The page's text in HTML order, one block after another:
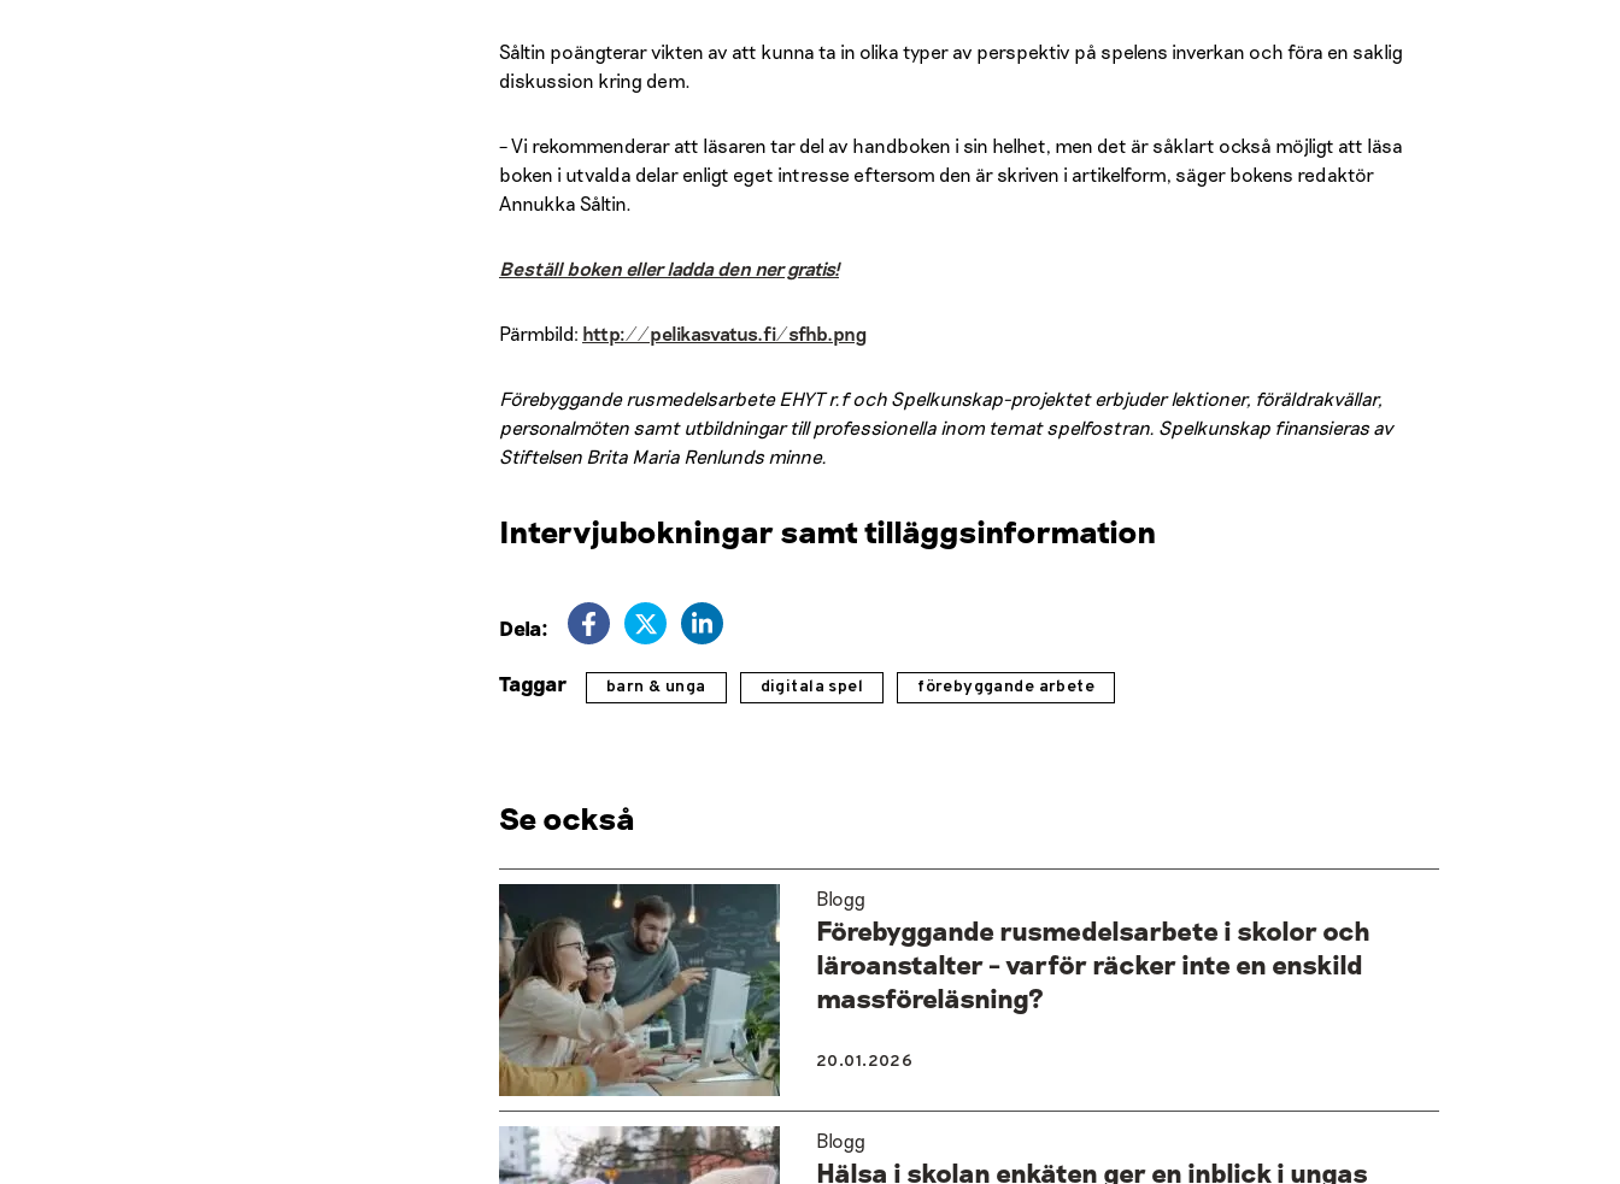
Såltin poängterar vikten av att kunna ta in olika typer av perspektiv på spelens inverkan och föra en saklig
diskussion kring dem.
– Vi rekommenderar att läsaren tar del av handboken i sin helhet, men det är såklart också möjligt att läsa
boken i utvalda delar enligt eget intresse eftersom den är skriven i artikelform, säger bokens redaktör
Annukka Såltin.
Beställ boken eller ladda den ner gratis!
Pärmbild: http://pelikasvatus.fi/sfhb.png
Förebyggande rusmedelsarbete EHYT r.f och Spelkunskap-projektet erbjuder lektioner, föräldrakvällar,
personalmöten samt utbildningar till professionella inom temat spelfostran. Spelkunskap finansieras av
Stiftelsen Brita Maria Renlunds minne.
Intervjubokningar samt tilläggsinformation
Dela:
Taggar barn & unga digitala spel förebyggande arbete
Se också
Blogg
Förebyggande rusmedelsarbete i skolor och
läroanstalter – varför räcker inte en enskild
massföreläsning?
20.01.2026
Blogg
Hälsa i skolan enkäten ger en inblick i ungas